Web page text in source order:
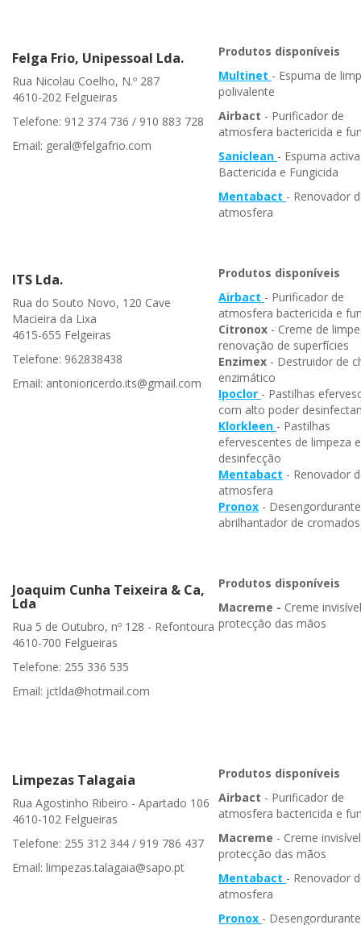
Felga Frio, Unipessoal Lda.
Rua Nicolau Coelho, N.º 287
4610-202 Felgueiras
Telefone: 912 374 736 / 910 883 728
Email: geral@felgafrio.com
Produtos disponíveis
Multinet - Espuma de
polivalente
Airbact - Purificador de
atmosfera bactericida e
Saniclean - Espuma activa
Bactericida e Fungicida
Mentabact - Renovador
atmosfera
ITS Lda.
Rua do Souto Novo, 120 Cave
Macieira da Lixa
4615-655 Felgeiras
Telefone: 962838438
Email: antonioricerdo.its@gmail.com
Produtos disponíveis
Airbact - Purificador de
atmosfera bactericida e
Citronox - Creme de
renovação de superfícies
Enzimex - Destruidor de
enzimático
Ipoclor - Pastilhas
com alto poder
Klorkleen - Pastilhas
efervescentes de limpeza e
desinfecção
Mentabact - Renovador
atmosfera
Pronox - Desengordurante
abrilhantador de
Joaquim Cunha Teixeira & Ca,
Lda
Rua 5 de Outubro, nº 128 - Refontoura
4610-700 Felgueiras
Telefone: 255 336 535
Email: jctlda@hotmail.com
Produtos disponíveis
Macreme - Creme
protecção das mãos
Limpezas Talagaia
Rua Agostinho Ribeiro - Apartado 106
4610-102 Felgueiras
Telefone: 255 312 344 / 919 786 437
Email: limpezas.talagaia@sapo.pt
Produtos disponíveis
Airbact - Purificador de
atmosfera bactericida e
Macreme - Creme
protecção das mãos
Mentabact - Renovador
atmosfera
Pronox - Desengordurante